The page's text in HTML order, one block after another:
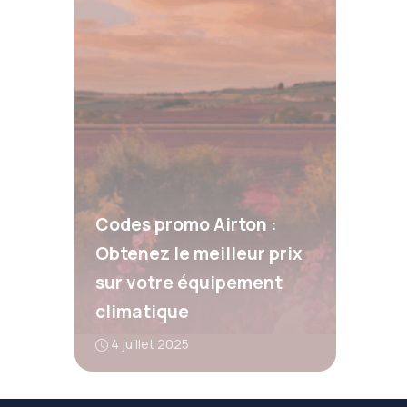
Codes promo Airton :
Obtenez le meilleur prix
sur votre équipement
climatique
4 juillet 2025